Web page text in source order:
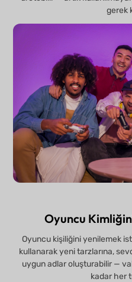
gerek
Oyuncu
Oyuncu kişiliğini yenilemek
kullanarak yeni tarzlarına,
uygun adlar oluşturabilir —
kadar her